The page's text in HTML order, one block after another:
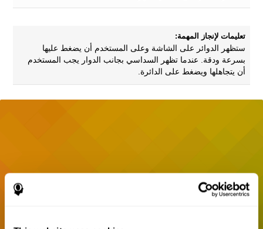
تعليمات لإنجاز المهمة:
ستظهر الدوائر على الشاشة وعلى المستخدم أن يضغط عليها
بسرعة ودقة. عندما تظهر السداسي بجانب الدوار يجب المستخدم
أن يتجاهلها ويضغط على الدائرة.